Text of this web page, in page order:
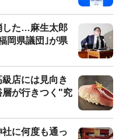
した…麻生太郎
岡県議団｣が県
店には見向き
が行きつく"究
に何度も通っ